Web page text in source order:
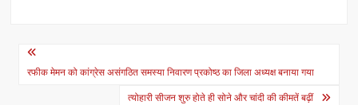
Post
navigation
रफीक मेमन को कांग्रेस असंगठित समस्या निवारण प्रकोष्ठ का जिला अध्यक्ष बनाया गया
त्योहारी सीजन शुरु होते ही सोने और चांदी की कीमतें बढ़ीं